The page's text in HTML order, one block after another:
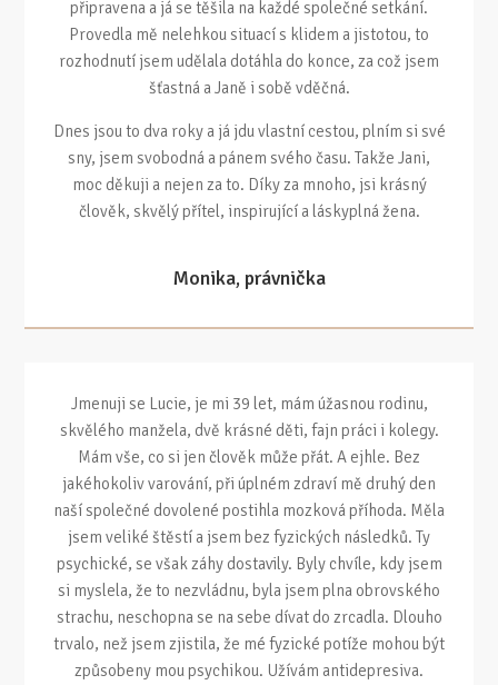
připravena a já se těšila na každé společné setkání.
Provedla mě nelehkou situací s klidem a jistotou, to
rozhodnutí jsem udělala dotáhla do konce, za což jsem
šťastná a Janě i sobě vděčná.
Dnes jsou to dva roky a já jdu vlastní cestou, plním si své
sny, jsem svobodná a pánem svého času. Takže Jani,
moc děkuji a nejen za to. Díky za mnoho, jsi krásný
člověk, skvělý přítel, inspirující a láskyplná žena.
Monika, právnička
Jmenuji se Lucie, je mi 39 let, mám úžasnou rodinu,
skvělého manžela, dvě krásné děti, fajn práci i kolegy.
Mám vše, co si jen člověk může přát. A ejhle. Bez
jakéhokoliv varování, při úplném zdraví mě druhý den
naší společné dovolené postihla mozková příhoda. Měla
jsem veliké štěstí a jsem bez fyzických následků. Ty
psychické, se však záhy dostavily. Byly chvíle, kdy jsem
si myslela, že to nezvládnu, byla jsem plna obrovského
strachu, neschopna se na sebe dívat do zrcadla. Dlouho
trvalo, než jsem zjistila, že mé fyzické potíže mohou být
způsobeny mou psychikou. Užívám antidepresiva.